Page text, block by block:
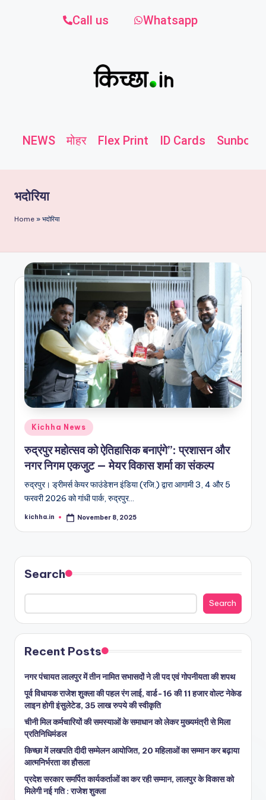
Call us Whatsapp
NEWS मोहर Flex Print ID Cards
भदोरिया
Home » भदोरिया
Kichha News
रुद्रपुर महोत्सव को ऐतिहासिक बनाएंगे”: प्रशासन और
नगर निगम एकजुट — मेयर विकास शर्मा का संकल्प
रुद्रपुर। ड्रीमर्स केयर फाउंडेशन इंडिया (रजि.) द्वारा आगामी 3, 4 और 5
फरवरी 2026 को गांधी पार्क, रुद्रपुर…
kichha.in November 8, 2025
Search
Search
Recent Posts
नगर पंचायत लालपुर में तीन नामित सभासदों ने ली पद एवं गोपनीयता की शपथ
पूर्व विधायक राजेश शुक्ला की पहल रंग लाई, वार्ड-16 की 11 हजार वोल्ट नेकेड
लाइन होगी इंसुलेटेड, 35 लाख रुपये की स्वीकृति
चीनी मिल कर्मचारियों की समस्याओं के समाधान को लेकर मुख्यमंत्री से मिला
प्रतिनिधिमंडल
किच्छा में लखपति दीदी सम्मेलन आयोजित, 20 महिलाओं का सम्मान कर बढ़ाया
आत्मनिर्भरता का हौसला
प्रदेश सरकार समर्पित कार्यकर्ताओं का कर रही सम्मान, लालपुर के विकास को
मिलेगी नई गति : राजेश शुक्ला